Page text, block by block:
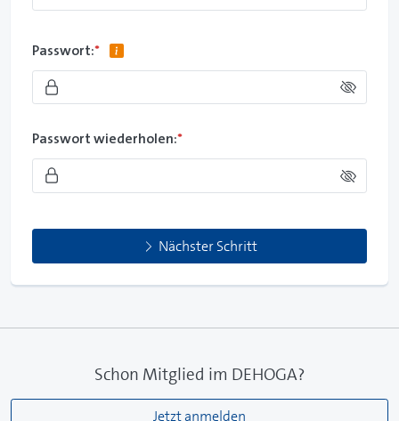
Passwort:*
Passwort wiederholen:*
Nächster Schritt
Schon Mitglied im DEHOGA?
Jetzt anmelden